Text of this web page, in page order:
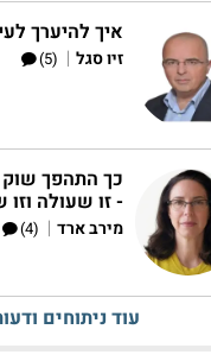
איך להיערך
זיו סגל |
(5)
כך התהפך שוק
- זו שעולה וזו
מירב ארד |
(4)
עוד ניתוחים